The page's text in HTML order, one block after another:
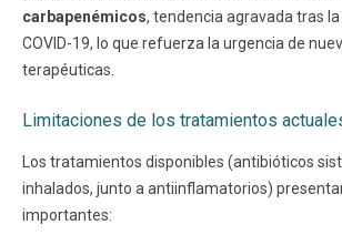
carbapenémicos, tendencia agravada tras
COVID-19, lo que refuerza la urgencia de
terapéuticas.
Limitaciones de los tratamientos
Los tratamientos disponibles (antibióticos
inhalados, junto a antiinflamatorios)
importantes: